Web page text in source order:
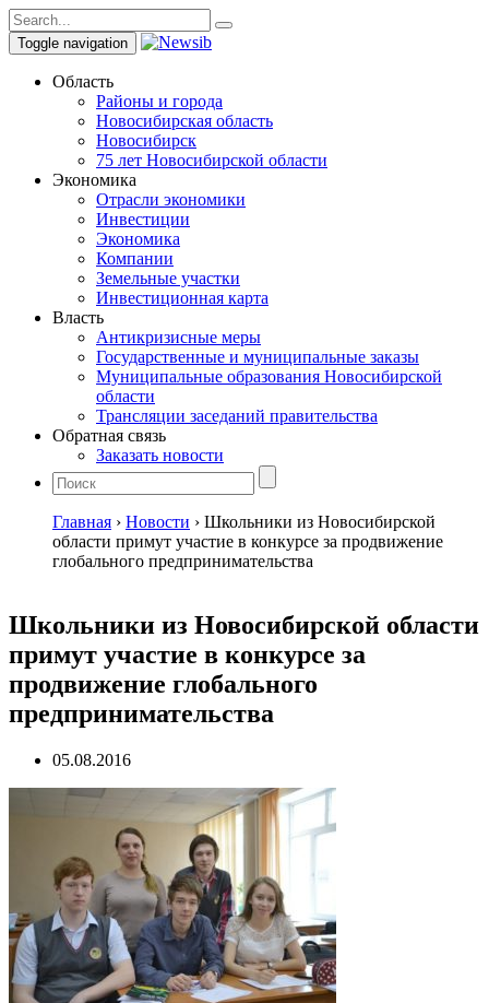
Toggle navigation
Область
Районы и города
Новосибирская область
Новосибирск
75 лет Новосибирской области
Экономика
Отрасли экономики
Инвестиции
Экономика
Компании
Земельные участки
Инвестиционная карта
Власть
Антикризисные меры
Государственные и муниципальные заказы
Муниципальные образования Новосибирской
области
Трансляции заседаний правительства
Обратная связь
Заказать новости
Главная › Новости › Школьники из Новосибирской
области примут участие в конкурсе за продвижение
глобального предпринимательства
Школьники из Новосибирской области
примут участие в конкурсе за
продвижение глобального
предпринимательства
05.08.2016